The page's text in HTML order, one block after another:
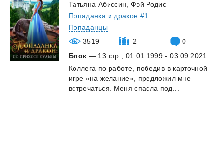
Татьяна Абиссин, Фэй Родис
Попаданка и дракон #1
Попаданцы
3519
2
0
Блок — 13 стр., 01.01.1999 - 03.09.2021
Коллега по работе, победив в карточной
игре «на желание», предложил мне
встречаться.
Меня спасла под...